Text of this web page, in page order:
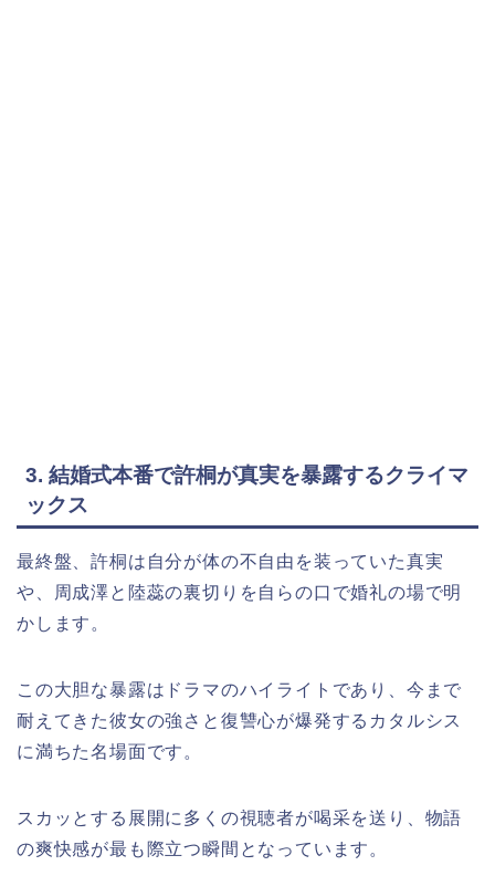
3. 結婚式本番で許桐が真実を暴露するクライマ
ックス
最終盤、許桐は自分が体の不自由を装っていた真実
や、周成澤と陸蕊の裏切りを自らの口で婚礼の場で明
かします。
この大胆な暴露はドラマのハイライトであり、今まで
耐えてきた彼女の強さと復讐心が爆発するカタルシス
に満ちた名場面です。
スカッとする展開に多くの視聴者が喝采を送り、物語
の爽快感が最も際立つ瞬間となっています。